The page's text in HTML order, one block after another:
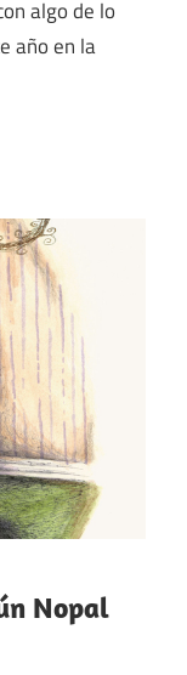
algo de lo
año en la
Nopal